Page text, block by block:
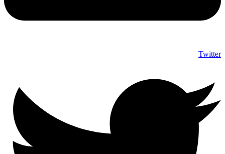
Twitter